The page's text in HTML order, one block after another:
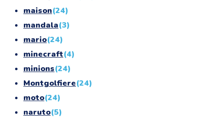
maison(24)
mandala(3)
mario(24)
minecraft(4)
minions(24)
Montgolfiere(24)
moto(24)
naruto(5)